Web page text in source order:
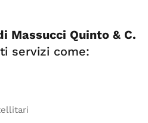
Massucci Quinto & C.
servizi come: